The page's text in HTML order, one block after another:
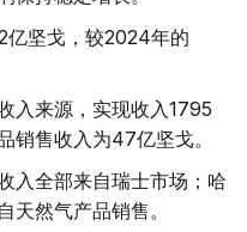
亿坚戈，较2024年的
入来源，实现收入1795
销售收入为47亿坚戈。
入全部来自瑞士市场；哈
天然气产品销售。